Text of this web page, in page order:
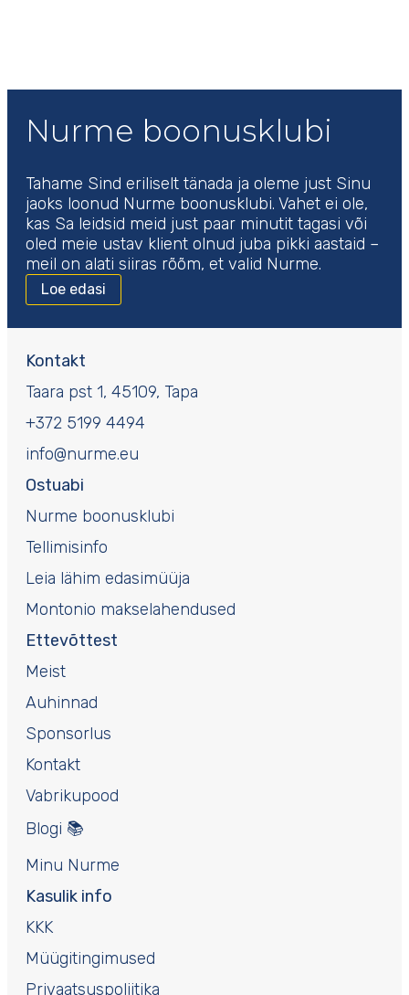
Nurme boonusklubi
Tahame Sind eriliselt tänada ja oleme just Sinu
jaoks loonud Nurme boonusklubi. Vahet ei ole,
kas Sa leidsid meid just paar minutit tagasi või
oled meie ustav klient olnud juba pikki aastaid –
meil on alati siiras rõõm, et valid Nurme.
Loe edasi
Kasulik info
KKK
Müügitingimused
Privaatsuspoliitika
Ettevõttest
Meist
Auhinnad
Sponsorlus
Kontakt
Vabrikupood
Blogi 📚
Minu Nurme
Ostuabi
Nurme boonusklubi
Tellimisinfo
Leia lähim edasimüüja
Montonio makselahendused
Kontakt
Taara pst 1, 45109, Tapa
+372 5199 4494
info@nurme.eu